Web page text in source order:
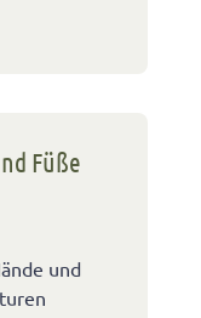
Füße
und